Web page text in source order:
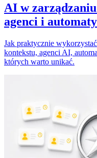
AI w
agenci i
Jak praktycznie
kontekstu, agenci AI,
których warto unikać.